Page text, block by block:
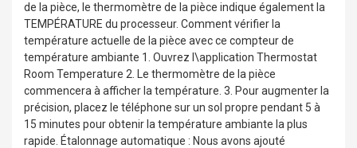
de la pièce, le thermomètre de la pièce indique également la
TEMPÉRATURE du processeur. Comment vérifier la
température actuelle de la pièce avec ce compteur de
température ambiante 1. Ouvrez l\application Thermostat
Room Temperature 2. Le thermomètre de la pièce
commencera à afficher la température. 3. Pour augmenter la
précision, placez le téléphone sur un sol propre pendant 5 à
15 minutes pour obtenir la température ambiante la plus
rapide. Étalonnage automatique : Nous avons ajouté